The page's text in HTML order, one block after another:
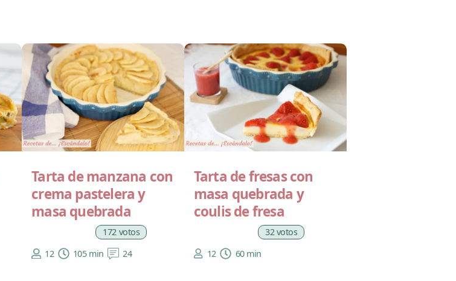
Tarta de manzana con
crema pastelera y
masa quebrada
172 votos
12
105 min 24
Tarta de fresas con
masa quebrada y
coulis de fresa
32 votos
12
60 min